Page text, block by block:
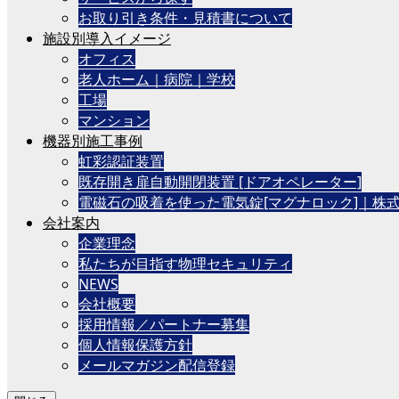
お取り引き条件・見積書について
施設別導入イメージ
オフィス
老人ホーム｜病院｜学校
工場
マンション
機器別施工事例
虹彩認証装置
既存開き扉自動開閉装置 [ドアオペレーター]
電磁石の吸着を使った電気錠[マグナロック]｜株
会社案内
企業理念
私たちが目指す物理セキュリティ
NEWS
会社概要
採用情報／パートナー募集
個人情報保護方針
メールマガジン配信登録